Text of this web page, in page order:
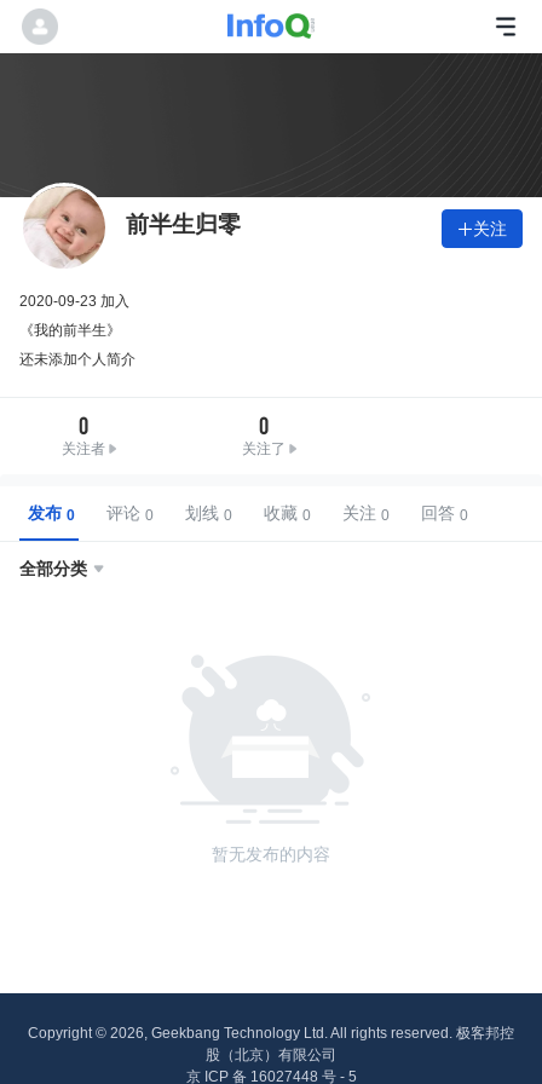
前半生归零 关注
2020-09-23 加入
《我的前半生》
还未添加个人简介
0
关注者
0
关注了
发布 评论 划线 收藏 关注 回答
全部分类 
暂无发布的内容
Copyright © 2026, Geekbang Technology Ltd. All rights reserved. 极客邦控
股（北京）有限公司
京 ICP 备 16027448 号 - 5